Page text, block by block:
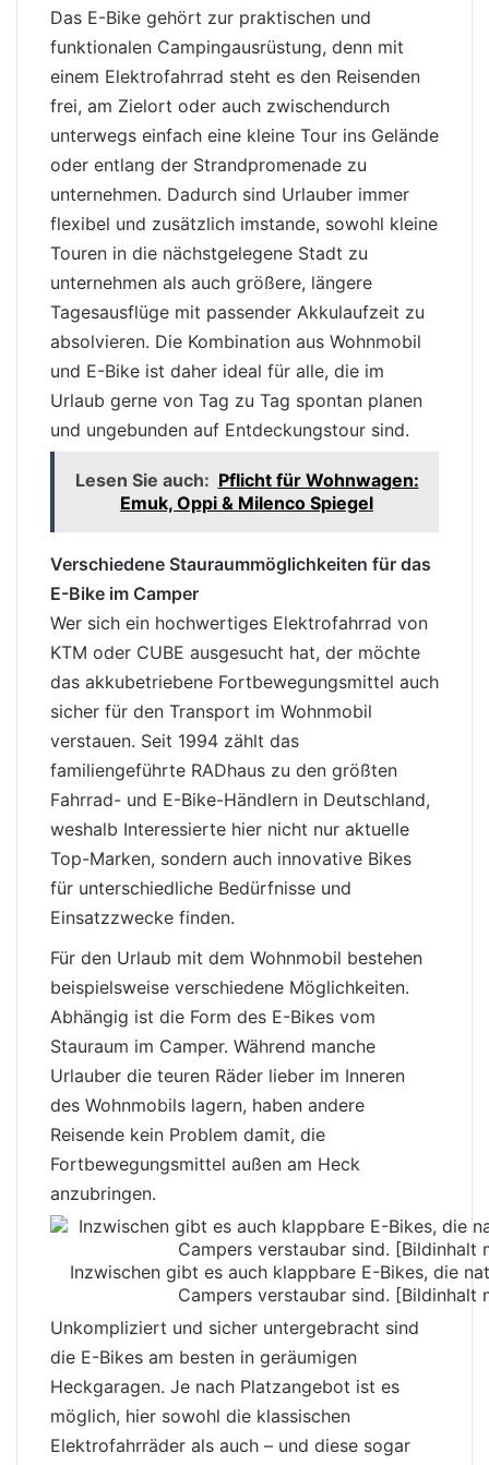
Das E-Bike gehört zur praktischen und
funktionalen Campingausrüstung, denn mit
einem Elektrofahrrad steht es den Reisenden
frei, am Zielort oder auch zwischendurch
unterwegs einfach eine kleine Tour ins Gelände
oder entlang der Strandpromenade zu
unternehmen. Dadurch sind Urlauber immer
flexibel und zusätzlich imstande, sowohl kleine
Touren in die nächstgelegene Stadt zu
unternehmen als auch größere, längere
Tagesausflüge mit passender Akkulaufzeit zu
absolvieren. Die Kombination aus Wohnmobil
und E-Bike ist daher ideal für alle, die im
Urlaub gerne von Tag zu Tag spontan planen
und ungebunden auf Entdeckungstour sind.
Lesen Sie auch: Pflicht für Wohnwagen:
Emuk, Oppi & Milenco Spiegel
Verschiedene Stauraummöglichkeiten für das
E-Bike im Camper
Wer sich ein hochwertiges Elektrofahrrad von
KTM oder CUBE ausgesucht hat, der möchte
das akkubetriebene Fortbewegungsmittel auch
sicher für den Transport im Wohnmobil
verstauen. Seit 1994 zählt das
familiengeführte RADhaus zu den größten
Fahrrad- und E-Bike-Händlern in Deutschland,
weshalb Interessierte hier nicht nur aktuelle
Top-Marken, sondern auch innovative Bikes
für unterschiedliche Bedürfnisse und
Einsatzzwecke finden.
Für den Urlaub mit dem Wohnmobil bestehen
beispielsweise verschiedene Möglichkeiten.
Abhängig ist die Form des E-Bikes vom
Stauraum im Camper. Während manche
Urlauber die teuren Räder lieber im Inneren
des Wohnmobils lagern, haben andere
Reisende kein Problem damit, die
Fortbewegungsmittel außen am Heck
anzubringen.
Inzwischen gibt es auch klappbare E-Bikes, die
Campers verstaubar sind. [Bildinhalt
Unkompliziert und sicher untergebracht sind
die E-Bikes am besten in geräumigen
Heckgaragen. Je nach Platzangebot ist es
möglich, hier sowohl die klassischen
Elektrofahrräder als auch – und diese sogar